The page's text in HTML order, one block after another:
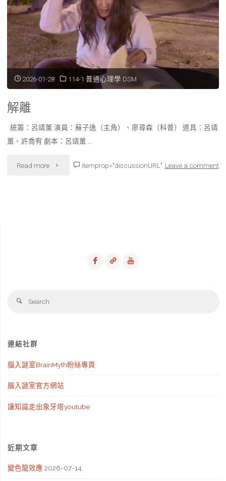
2026-01-28 114-1 普通心理學 DSM
解離
統籌：呂靖薰 演員：蘇子逸（主角）、廖尋森（科普） 道具：呂靖
薰、許喬宥 劇本：呂靖薰 …
Read more "解 itemprop="discussionURL" Leave a comment
Search
連結社群
腦入謎室BrainMyth粉絲專頁
腦入謎室官方網站
讓知識走出象牙塔youtube
近期文章
變色龍效應 2026-07-14